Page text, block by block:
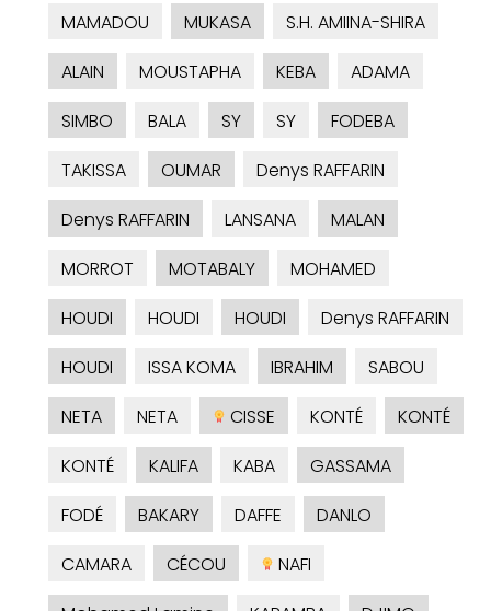
MAMADOU
MUKASA
S.H. AMIINA-SHIRA
ALAIN
MOUSTAPHA KEBA
ADAMA
SIMBO
BALA SY SY
FODEBA
TAKISSA
OUMAR
Denys RAFFARIN
Denys RAFFARIN
LANSANA
MALAN
MORROT
MOTABALY
MOHAMED
HOUDI
HOUDI HOUDI
Denys RAFFARIN
HOUDI
ISSA KOMA IBRAHIM
SABOU
NETA
NETA CISSE KONTÉ
KONTÉ
KONTÉ
KALIFA KABA
GASSAMA
FODÉ
BAKARY DAFFE
DANLO
CAMARA
CÉCOU
NAFI